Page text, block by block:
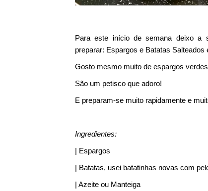
Para este início de semana deixo a
preparar: Espargos e Batatas Salteados
Gosto mesmo muito de espargos
São um petisco que adoro!
E preparam-se muito rapidamente e
Ingredientes:
| Espargos
| Batatas, usei batatinhas novas com
| Azeite ou Manteiga